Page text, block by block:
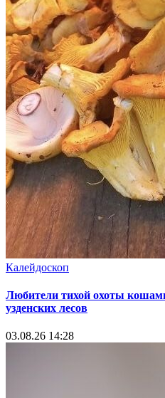
Калейдоскоп
Любители тихой охоты
узденских лесов
03.08.26 14:28